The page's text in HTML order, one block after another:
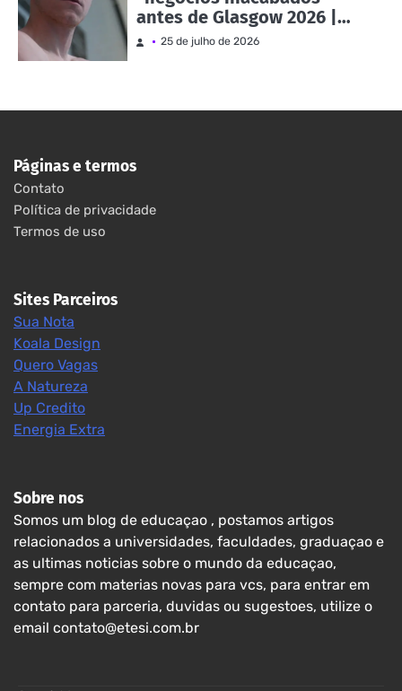
antes de Glasgow 2026 |
Notícias e eventos
25 de julho de 2026
Páginas e termos
Contato
Política de privacidade
Termos de uso
Sites Parceiros
Sua Nota
Koala Design
Quero Vagas
A Natureza
Up Credito
Energia Extra
Sobre nos
Somos um blog de educaçao , postamos artigos
relacionados a universidades, faculdades, graduaçao e
as ultimas noticias sobre o mundo da educaçao,
sempre com materias novas para vcs, para entrar em
contato para parceria, duvidas ou sugestoes, utilize o
email contato@etesi.com.br